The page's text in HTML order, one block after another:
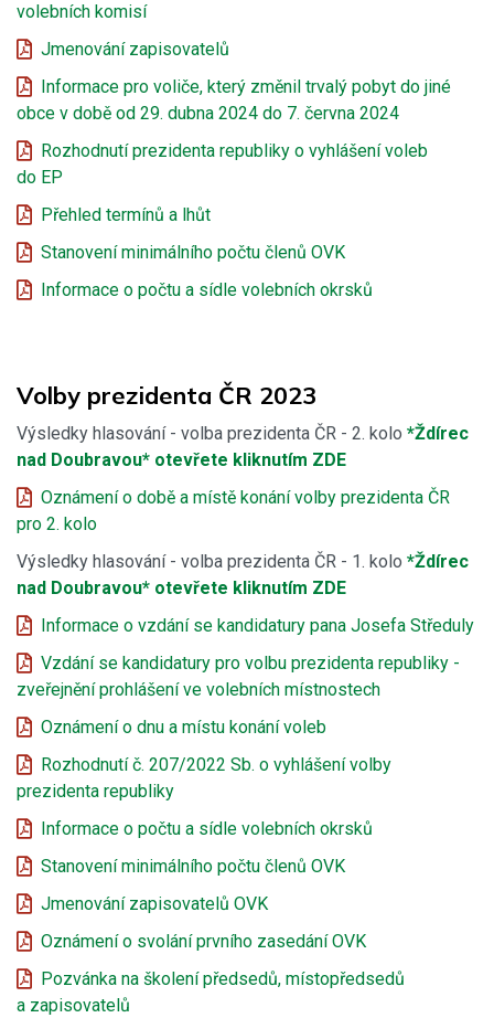
volebních komisí
Jmenování zapisovatelů
Informace pro voliče, který změnil trvalý pobyt do jiné
obce v době od 29. dubna 2024 do 7. června 2024
Rozhodnutí prezidenta republiky o vyhlášení voleb
do EP
Přehled termínů a lhůt
Stanovení minimálního počtu členů OVK
Informace o počtu a sídle volebních okrsků
Volby prezidenta ČR 2023
Výsledky hlasování - volba prezidenta ČR - 2. kolo *Ždírec
nad Doubravou* otevřete kliknutím ZDE
Oznámení o době a místě konání volby prezidenta ČR
pro 2. kolo
Výsledky hlasování - volba prezidenta ČR - 1. kolo *Ždírec
nad Doubravou* otevřete kliknutím ZDE
Informace o vzdání se kandidatury pana Josefa Středuly
Vzdání se kandidatury pro volbu prezidenta republiky -
zveřejnění prohlášení ve volebních místnostech
Oznámení o dnu a místu konání voleb
Rozhodnutí č. 207/2022 Sb. o vyhlášení volby
prezidenta republiky
Informace o počtu a sídle volebních okrsků
Stanovení minimálního počtu členů OVK
Jmenování zapisovatelů OVK
Oznámení o svolání prvního zasedání OVK
Pozvánka na školení předsedů, místopředsedů
a zapisovatelů